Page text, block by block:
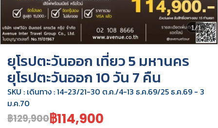
1/1
ยุโรปตะวันออก เที่ยว 5 มหานคร
ยุโรปตะวันออก 10 วัน 7 คืน
SKU : เดินทาง : 14-23/21-30 ต.ค./4-13 ธ.ค.69/25 ธ.ค.69 - 3
ม.ค.70
฿129,900฿114,900